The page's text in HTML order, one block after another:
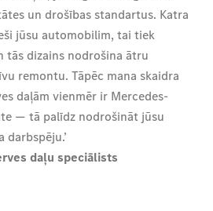
un drošības standartus. Katra
jūsu automobilim, tai tiek
tās dizains nodrošina ātru
remontu. Tāpēc mana skaidra
daļām vienmēr ir Mercedes-
— tā palīdz nodrošināt jūsu
daļu speciālists